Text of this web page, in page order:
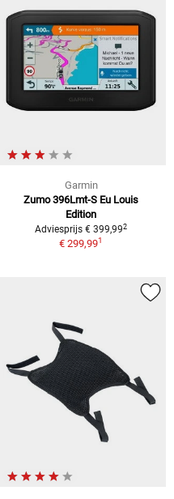
Garmin
Zumo 396Lmt-S Eu Louis
Edition
Adviesprijs € 399,992
€ 299,991